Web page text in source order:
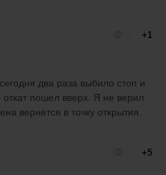
+1
два раза выбило стоп и
откат пошел вверх. Я не верил
вернется в точку открытия.
+5